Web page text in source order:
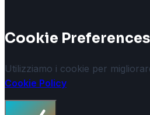
Cookie Preferences
Utilizziamo i cookie per
Cookie Policy